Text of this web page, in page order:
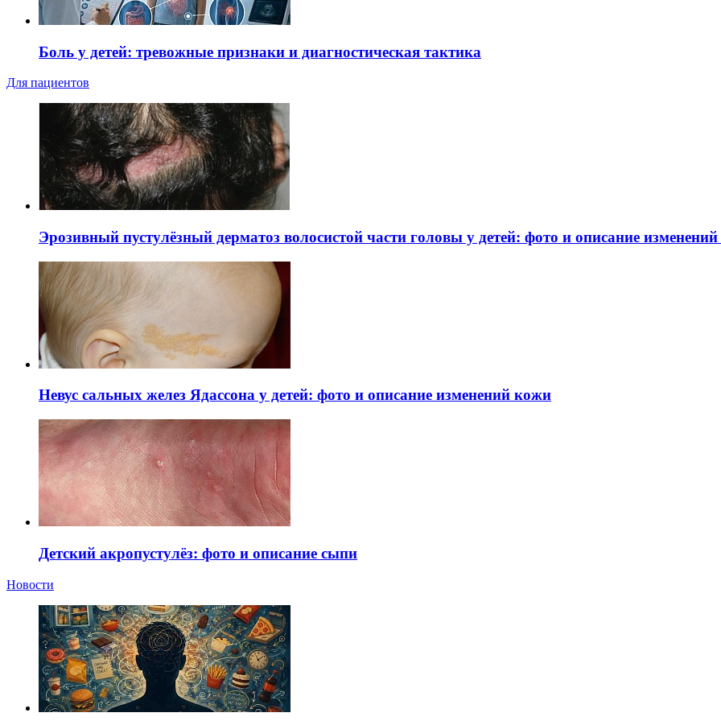
Боль у детей: тревожные признаки и диагностическая тактика
Для пациентов
Эрозивный пустулёзный дерматоз волосистой части головы у детей: фото и описание
Невус сальных желез Ядассона у детей: фото и описание изменений кожи
Детский акропустулёз: фото и описание сыпи
Новости